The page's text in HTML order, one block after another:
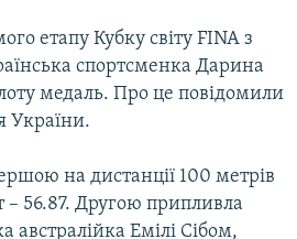
етапу Кубку світу FINA з
спортсменка Дарина
медаль. Про це повідомили
України.
на дистанції 100 метрів
– 56.87. Другою припливла
австралійка Емілі Сібом,